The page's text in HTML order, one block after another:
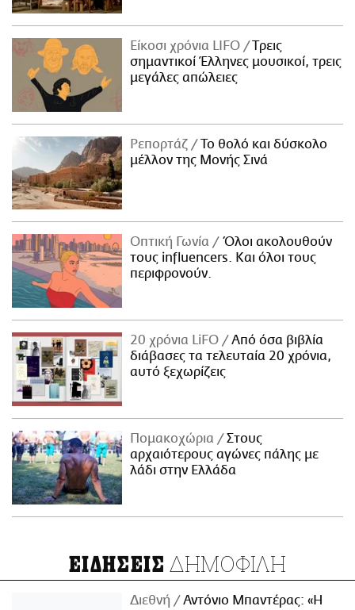
Είκοσι χρόνια LIFO
Tρεις
σημαντικοί Έλληνες μουσικοί, τρεις
μεγάλες απώλειες
Ρεπορτάζ
Το θολό και δύσκολο
μέλλον της Μονής Σινά
Οπτική Γωνία
Όλοι ακολουθούν
τους influencers. Και όλοι τους
περιφρονούν.
20 χρόνια LiFO
Από όσα βιβλία
διάβασες τα τελευταία 20 χρόνια,
αυτό ξεχωρίζεις
Πομακοχώρια
Στους
αρχαιότερους αγώνες πάλης με
λάδι στην Ελλάδα
ΕΙΔΗΣΕΙΣ ΔΗΜΟΦΙΛΗ
Διεθνή
Αντόνιο Μπαντέρας: «Η